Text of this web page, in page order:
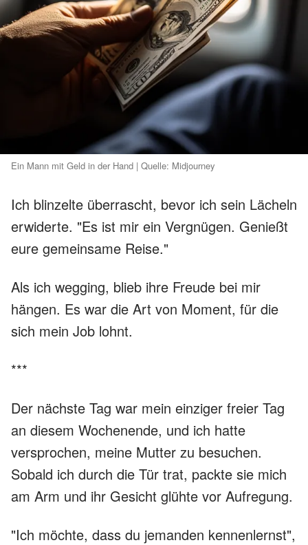
Ein Mann mit Geld in der Hand | Quelle: Midjourney
Ich blinzelte überrascht, bevor ich sein Lächeln
erwiderte. "Es ist mir ein Vergnügen. Genießt
eure gemeinsame Reise."
Als ich wegging, blieb ihre Freude bei mir
hängen. Es war die Art von Moment, für die
sich mein Job lohnt.
***
Der nächste Tag war mein einziger freier Tag
an diesem Wochenende, und ich hatte
versprochen, meine Mutter zu besuchen.
Sobald ich durch die Tür trat, packte sie mich
am Arm und ihr Gesicht glühte vor Aufregung.
"Ich möchte, dass du jemanden kennenlernst",